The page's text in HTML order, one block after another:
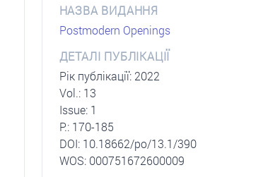
НАЗВА ВИДАННЯ
Postmodern Openings
ДЕТАЛІ ПУБЛІКАЦІЇ
Рік публікації: 2022
Vol.: 13
Issue: 1
P.: 170-185
DОI: 10.18662/po/13.1/390
WOS: 000751672600009